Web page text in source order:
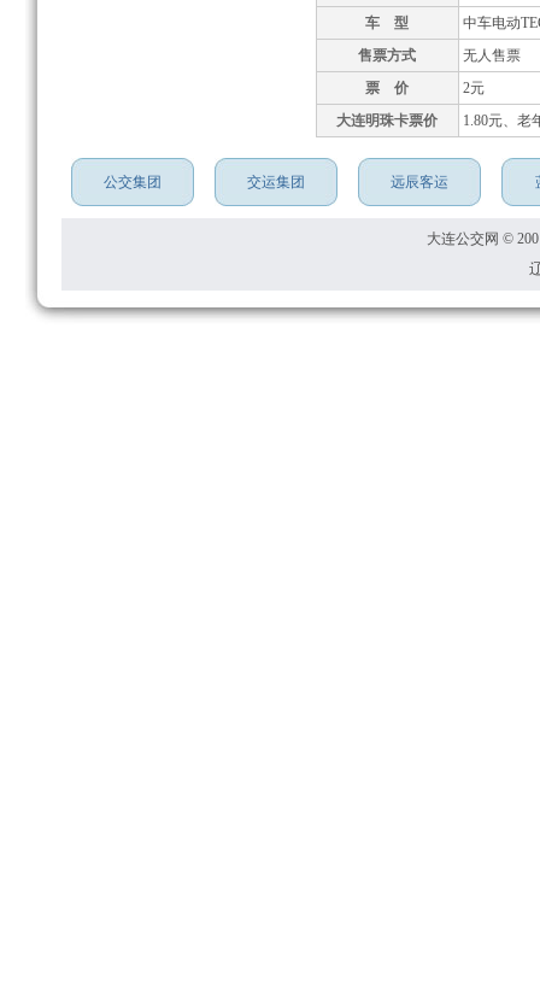
车 型
中车电动
售票方式
无人售票
票 价
2元
大连明珠卡票价
1.80元、老
公交集团 交运集团 远辰客运
大连公交网 ©